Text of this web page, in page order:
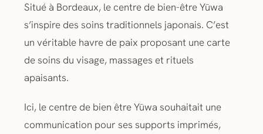
Situé à Bordeaux, le centre de bien-être Yūwa
s’inspire des soins traditionnels japonais. C’est
un véritable havre de paix proposant une carte
de soins du visage, massages et rituels
apaisants.
Ici, le centre de bien être Yūwa souhaitait une
communication pour ses supports imprimés,